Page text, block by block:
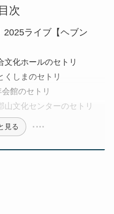
目次
2025ライブ【ヘブン
文化ホールのセトリ
くしまのセトリ
館のセトリ
山文化センターのセトリ
見る